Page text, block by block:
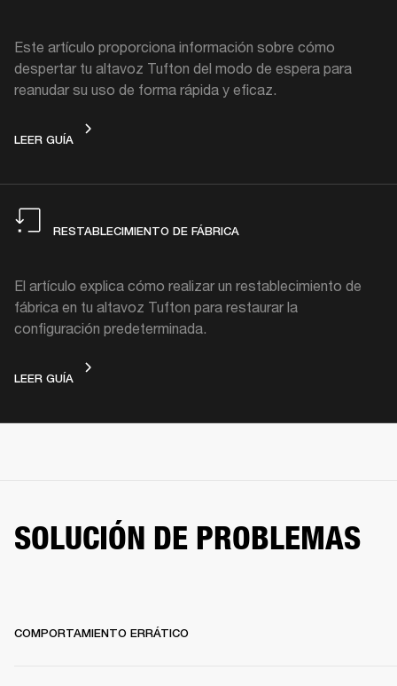
Este artículo proporciona información sobre cómo
despertar tu altavoz Tufton del modo de espera para
reanudar su uso de forma rápida y eficaz.
LEER GUÍAMODO DE ESPERA
RESTABLECIMIENTO DE FÁBRICA
El artículo explica cómo realizar un restablecimiento de
fábrica en tu altavoz Tufton para restaurar la
configuración predeterminada.
LEER GUÍARESTABLECIMIENTO DE FÁBRICA
SOLUCIÓN DE PROBLEMAS
COMPORTAMIENTO ERRÁTICO